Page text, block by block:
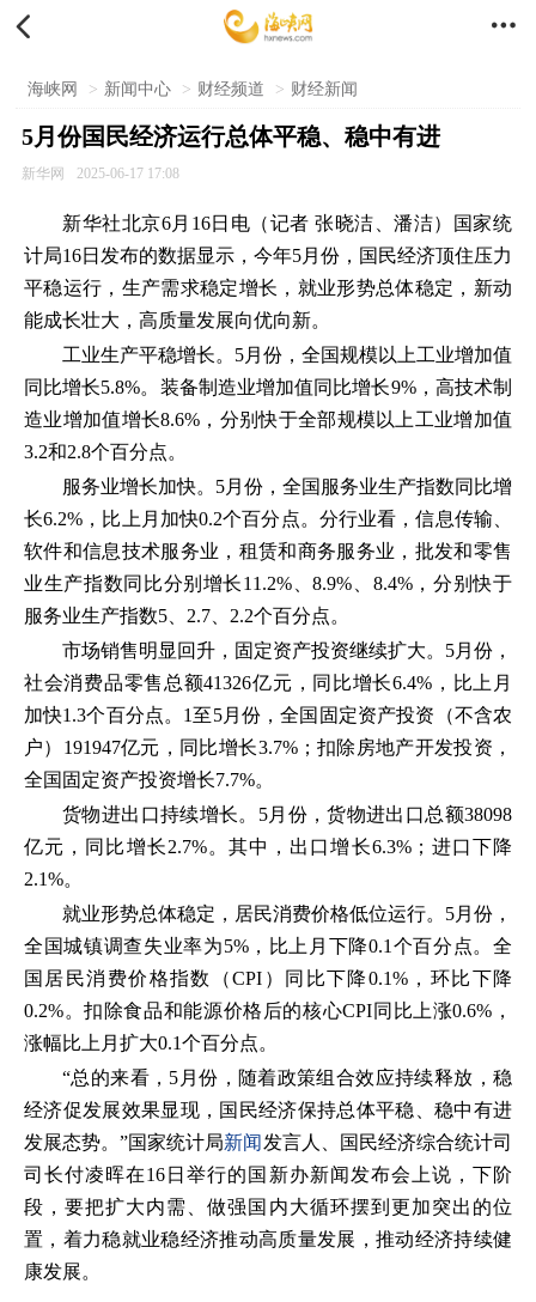
 
海峡网 > 新闻中心 > 财经频道 > 财经新闻
5月份国民经济运行总体平稳、稳中有进
新华网 2025-06-17 17:08
新华社北京6月16日电（记者 张晓洁、潘洁）国家统
计局16日发布的数据显示，今年5月份，国民经济顶住压力
平稳运行，生产需求稳定增长，就业形势总体稳定，新动
能成长壮大，高质量发展向优向新。
工业生产平稳增长。5月份，全国规模以上工业增加值
同比增长5.8%。装备制造业增加值同比增长9%，高技术制
造业增加值增长8.6%，分别快于全部规模以上工业增加值
3.2和2.8个百分点。
服务业增长加快。5月份，全国服务业生产指数同比增
长6.2%，比上月加快0.2个百分点。分行业看，信息传输、
软件和信息技术服务业，租赁和商务服务业，批发和零售
业生产指数同比分别增长11.2%、8.9%、8.4%，分别快于
服务业生产指数5、2.7、2.2个百分点。
市场销售明显回升，固定资产投资继续扩大。5月份，
社会消费品零售总额41326亿元，同比增长6.4%，比上月
加快1.3个百分点。1至5月份，全国固定资产投资（不含农
户）191947亿元，同比增长3.7%；扣除房地产开发投资，
全国固定资产投资增长7.7%。
货物进出口持续增长。5月份，货物进出口总额38098
亿元，同比增长2.7%。其中，出口增长6.3%；进口下降
2.1%。
就业形势总体稳定，居民消费价格低位运行。5月份，
全国城镇调查失业率为5%，比上月下降0.1个百分点。全
国居民消费价格指数（CPI）同比下降0.1%，环比下降
0.2%。扣除食品和能源价格后的核心CPI同比上涨0.6%，
涨幅比上月扩大0.1个百分点。
“总的来看，5月份，随着政策组合效应持续释放，稳
经济促发展效果显现，国民经济保持总体平稳、稳中有进
发展态势。”国家统计局新闻 发言人、国民经济综合统计司
司长付凌晖在16日举行的国新办新闻发布会上说，下阶
段，要把扩大内需、做强国内大循环摆到更加突出的位
置，着力稳就业稳经济推动高质量发展，推动经济持续健
康发展。